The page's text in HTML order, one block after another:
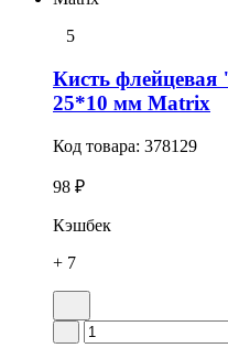
5
Кисть
25*10 мм Matrix
Код товара: 378129
98 ₽
Кэшбек
+ 7